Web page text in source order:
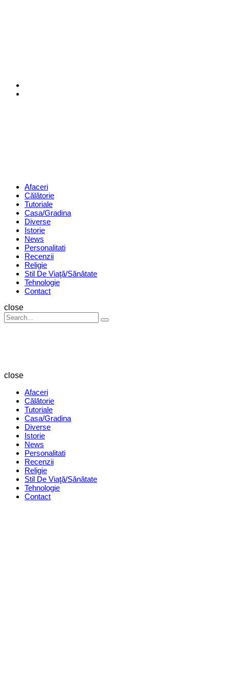
Menu Afaceri
Călătorie
Tutoriale
Casa/Gradina
Diverse
Istorie
News
Personalitati
Recenzii
Religie
Stil De Viaţă/Sănătate
Tehnologie
Contact
Search
close
Search
for:
Search
close
Afaceri
Călătorie
Tutoriale
Casa/Gradina
Diverse
Istorie
News
Personalitati
Recenzii
Religie
Stil De Viaţă/Sănătate
Tehnologie
Contact